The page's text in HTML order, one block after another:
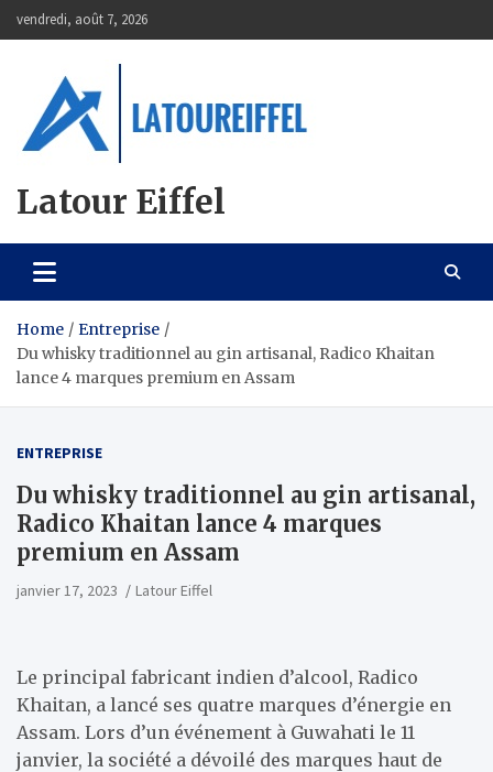
to
vendredi, août 7, 2026
Latour Eiffel
Home
Entreprise
Du whisky traditionnel au gin artisanal, Radico Khaitan
lance 4 marques premium en Assam
ENTREPRISE
Du whisky traditionnel au gin artisanal,
Radico Khaitan lance 4 marques
premium en Assam
janvier 17, 2023 Latour Eiffel
Le principal fabricant indien d’alcool, Radico
Khaitan, a lancé ses quatre marques d’énergie en
Assam. Lors d’un événement à Guwahati le 11
janvier, la société a dévoilé des marques haut de